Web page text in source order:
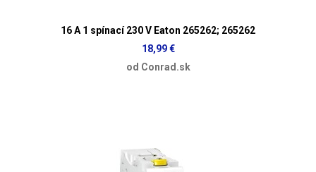
16 A 1 spínací 230 V Eaton 265262; 265262
18,99 €
od Conrad.sk